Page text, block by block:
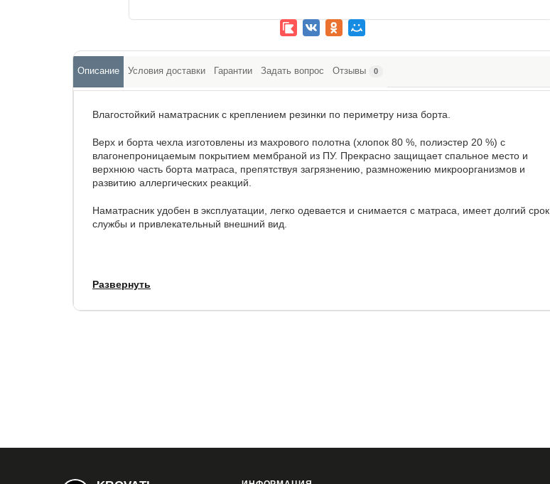
Описание Условия доставки Гарантии Задать вопрос Отзывы 0
Влагостойкий наматрасник с креплением резинки по периметру низа борта.
Верх и борта чехла изготовлены из махрового полотна (хлопок 80 %, полиэстер 20 %) с
влагонепроницаемым покрытием мембраной из ПУ. Прекрасно защищает спальное место и
верхнюю часть борта матраса, препятствуя загрязнению, размножению микроорганизмов и
развитию аллергических реакций.
Наматрасник удобен в эксплуатации, легко одевается и снимается с матраса, имеет долгий срок
службы и привлекательный внешний вид.
Рекомендуемая высота матраса:
Развернуть